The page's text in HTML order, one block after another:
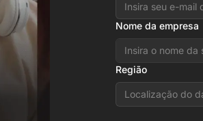
Nome da empresa
Região
Localização do